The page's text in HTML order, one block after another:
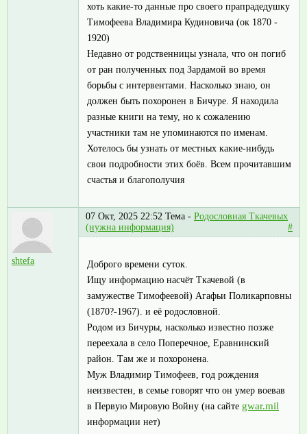
хоть какие-то данные про своего прапрадедушку
Тимофеева Владимира Кудиновича (ок 1870 -
1920)
Недавно от родственницы узнала, что он погиб
от ран полученных под Зардамой во время
борьбы с интервентами. Насколько знаю, он
должен быть похоронен в Бичуре. Я находила
разные книги на тему, но к сожалению
участники там не упоминаются по именам.
Хотелось бы узнать от местных какие-нибудь
свои подробности этих боёв. Всем прочитавшим
счастья и благополучия
shtefa
07 Окт, 2025 22:52 Тема - Родословная Ткачевых
(нужна информация)
#
Доброго времени суток.
Ищу информацию насчёт Ткачевой (в
замужестве Тимофеевой) Агафьи Поликарповны
(1870?-1967). и её родословной.
Родом из Бичуры, насколько известно позже
переехала в село Поперечное, Еравнинский
район. Там же и похоронена.
Муж Владимир Тимофеев, год рождения
неизвестен, в семье говорят что он умер воевав
в Первую Мировую Войну (на сайте gwar.mil
информации нет)